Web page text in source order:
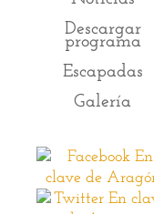
Descargar
programa
Escapadas
Galería